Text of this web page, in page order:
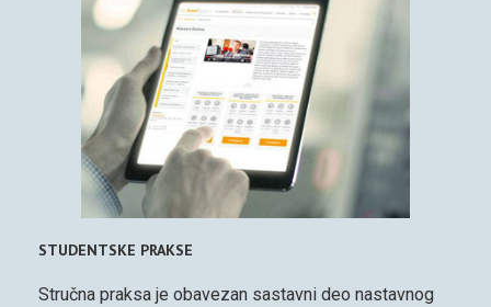
STUDENTSKE PRAKSE
Stručna praksa je obavezan sastavni deo nastavnog